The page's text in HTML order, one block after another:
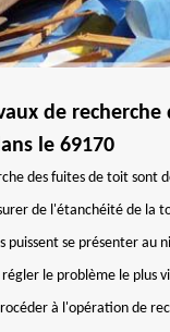
de recherche
le 69170
des fuites de toit sont
de l'étanchéité de la
puissent se présenter au
le problème le plus
à l'opération de